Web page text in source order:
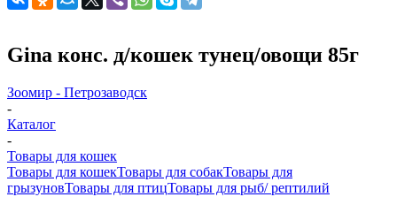
Gina конс. д/кошек тунец/овощи 85г
Зоомир - Петрозаводск
-
Каталог
-
Товары для кошек
Товары для кошекТовары для собакТовары для
грызуновТовары для птицТовары для рыб/ рептилий